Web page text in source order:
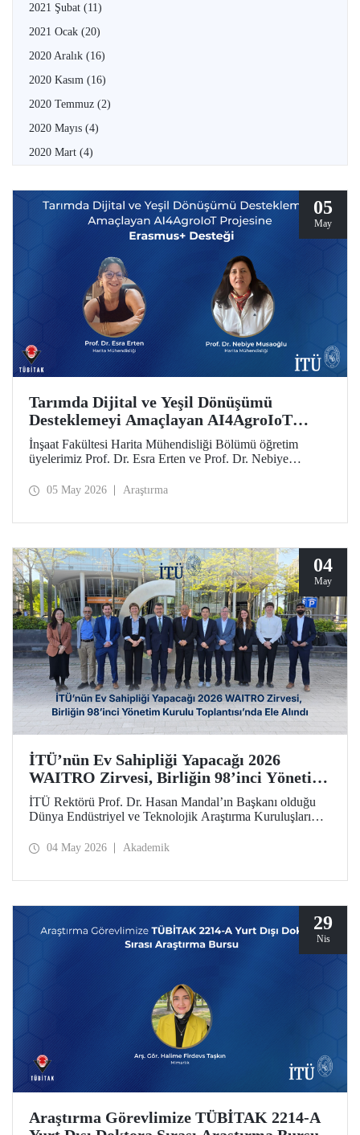
2021 Şubat (11)
2021 Ocak (20)
2020 Aralık (16)
2020 Kasım (16)
2020 Temmuz (2)
2020 Mayıs (4)
2020 Mart (4)
05
May
Tarımda Dijital ve Yeşil Dönüşümü
Desteklemeyi Amaçlayan AI4AgroIoT
Projesine Erasmus+ Desteği
İnşaat Fakültesi Harita Mühendisliği Bölümü öğretim
üyelerimiz Prof. Dr. Esra Erten ve Prof. Dr. Nebiye
Precision Agriculture) Projesi, Avrupa Birliği Erasmus+
05 May 2026 Araştırma
04
May
İTÜ’nün Ev Sahipliği Yapacağı 2026
WAITRO Zirvesi, Birliğin 98’inci Yönetim
Kurulu Toplantısı’nda Ele Alındı
İTÜ Rektörü Prof. Dr. Hasan Mandal’ın Başkanı olduğu
Dünya Endüstriyel ve Teknolojik Araştırma Kuruluşları
yapıldı. Köln’deki toplantının gündem başlıkları arasında
04 May 2026 Akademik
29
Nis
Araştırma Görevlimize TÜBİTAK 2214-A